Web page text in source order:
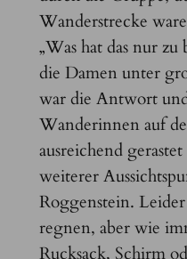
Wanderstrecke
„Was hat das nur zu
die Damen unter
war die Antwort
Wanderinnen auf
ausreichend
weiterer
Roggenstein.
regnen, aber wie
Rucksack, Schirm